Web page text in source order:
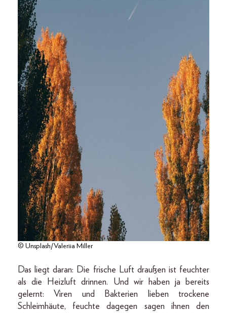
© Unsplash/Valeriia Miller
Das liegt daran: Die frische Luft draußen ist feuchter
als die Heizluft drinnen. Und wir haben ja bereits
gelernt: Viren und Bakterien lieben trockene
Schleimhäute, feuchte dagegen sagen ihnen den